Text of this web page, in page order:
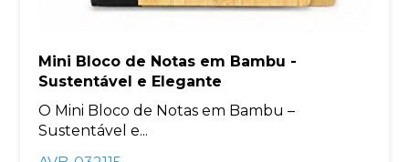
Mini Bloco de Notas em Bambu -
Sustentável e Elegante
O Mini Bloco de Notas em Bambu –
Sustentável e...